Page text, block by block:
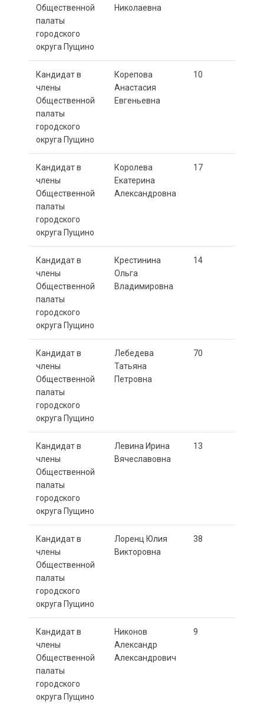
Общественной
палаты
городского
округа Пущино
Николаевна
Кандидат в
члены
Общественной
палаты
городского
округа Пущино
Корепова
Анастасия
Евгеньевна
10
Кандидат в
члены
Общественной
палаты
городского
округа Пущино
Королева
Екатерина
Александровна
17
Кандидат в
члены
Общественной
палаты
городского
округа Пущино
Крестинина
Ольга
Владимировна
14
Кандидат в
члены
Общественной
палаты
городского
округа Пущино
Лебедева
Татьяна
Петровна
70
Кандидат в
члены
Общественной
палаты
городского
округа Пущино
Левина Ирина
Вячеславовна
13
Кандидат в
члены
Общественной
палаты
городского
округа Пущино
Лоренц Юлия
Викторовна
38
Кандидат в
члены
Общественной
палаты
городского
округа Пущино
Никонов
Александр
Александрович
9